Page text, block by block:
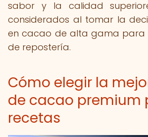
sabor y la calidad
considerados al tomar la
en cacao de alta gama para
de repostería.
Cómo elegir la
de cacao premium
recetas